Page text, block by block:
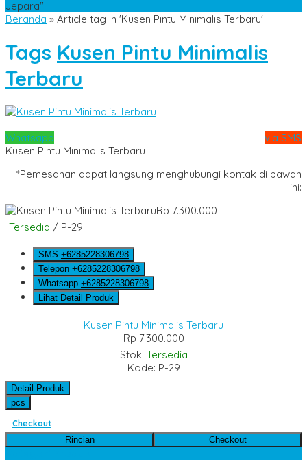
Jepara"
Beranda » Article tag in 'Kusen Pintu Minimalis Terbaru'
Tags Kusen Pintu Minimalis
Terbaru
Whatsapp
via SMS
Kusen Pintu Minimalis Terbaru
*Pemesanan dapat langsung menghubungi kontak di bawah
ini:
Rp 7.300.000
Tersedia / P-29
SMS +6285228306798
Telepon +6285228306798
Whatsapp +6285228306798
Lihat Detail Produk
Kusen Pintu Minimalis Terbaru
Rp 7.300.000
Stok: Tersedia
Kode: P-29
Detail Produk
pcs
Checkout
Rincian
Checkout